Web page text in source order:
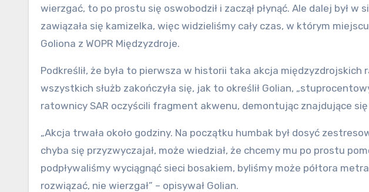
wierzgać, to po prostu się oswobodził i zaczął płynąć. Ale dalej był w
zawiązała się kamizelka, więc widzieliśmy cały czas, w którym
Goliona z WOPR Międzyzdroje.
Podkreślił, że była to pierwsza w historii taka akcja międzyzdrojskich
wszystkich służb zakończyła się, jak to określił Golian,
ratownicy SAR oczyścili fragment akwenu, demontując znajdujące się
„Akcja trwała około godziny. Na początku humbak był dosyć
chyba się przyzwyczajał, może wiedział, że chcemy mu po prostu
podpływaliśmy wyciągnąć sieci bosakiem, byliśmy może półtora
rozwiązać, nie wierzgał” – opisywał Golian.